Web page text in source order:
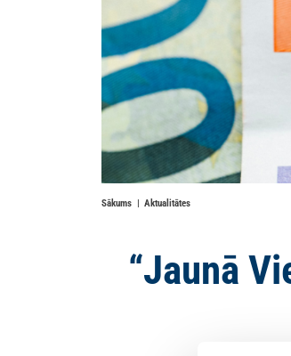
Sākums Aktualitātes
“Jaunā